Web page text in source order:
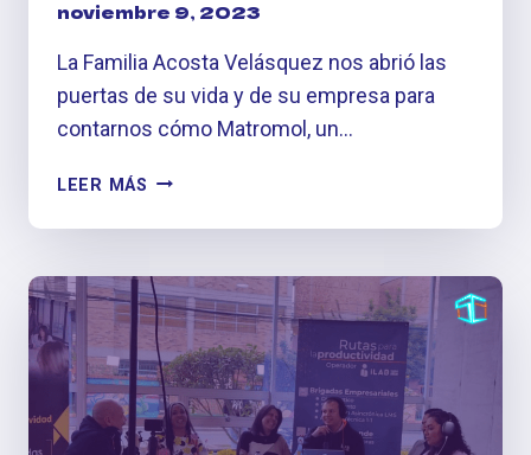
noviembre 9, 2023
La Familia Acosta Velásquez nos abrió las
puertas de su vida y de su empresa para
contarnos cómo Matromol, un…
LEER MÁS #ONFIRE
MOLDEANDO
ILUMINANDO
CAMINOS
DE
ÉXITO